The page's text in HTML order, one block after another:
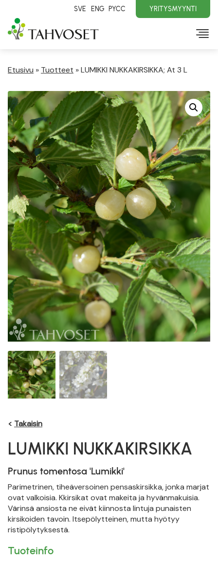
SVE ENG PYCC YRITYSMYYNTI
Etusivu » Tuotteet »LUMIKKI NUKKAKIRSIKKA; At 3 L
< Takaisin
LUMIKKI NUKKAKIRSIKKA
Prunus tomentosa 'Lumikki'
Parimetrinen, tiheäversoinen pensaskirsikka, jonka marjat
ovat valkoisia. Kkirsikat ovat makeita ja hyvänmakuisia.
Värinsä ansiosta ne eivät kiinnosta lintuja punaisten
kirsikoiden tavoin. Itsepölytteinen, mutta hyötyy
ristipölytyksestä.
Tuoteinfo